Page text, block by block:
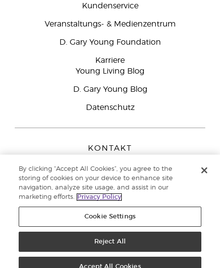
Kundenservice
Veranstaltungs- & Medienzentrum
D. Gary Young Foundation
Karriere
Young Living Blog
D. Gary Young Blog
Datenschutz
KONTAKT
Peizerweg 97
9727 AJ Groningen
Netherlands
Kundenservice:08000-825049
Datenschutzerklärung
By clicking “Accept All Cookies”, you agree to the
storing of cookies on your device to enhance site
navigation, analyze site usage, and assist in our
marketing efforts.
Privacy Policy
Cookie Settings
Reject All